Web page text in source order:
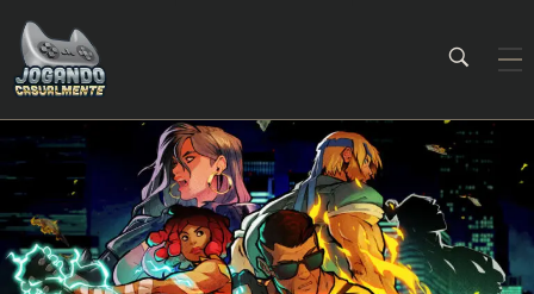
Jogando Casualmente
Conteúdo family friendly sobre games! Desde 2019 analisando jogos.